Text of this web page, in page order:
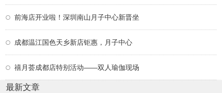
前海店开业啦！深圳南山月子中心新晋坐
成都温江国色天乡新店钜惠，月子中心
禧月荟成都店特别活动——双人瑜伽现场
最新文章